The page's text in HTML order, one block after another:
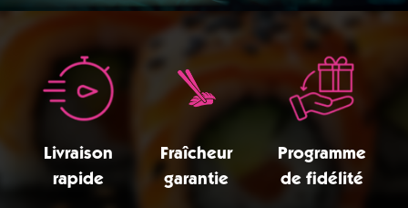
Livraison
rapide
Fraîcheur
garantie
Programme
de fidélité